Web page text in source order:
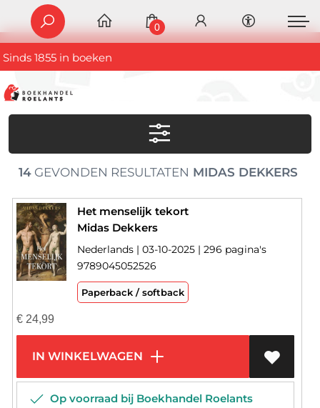
Sinds 1855 in boeken
0
14GEVONDEN RESULTATEN MIDAS DEKKERS
Het menselijk tekort
Midas Dekkers
Nederlands | 03-10-2025 | 296 pagina's
9789045052526
Paperback / softback
€24,99
IN WINKELWAGEN
Op voorraad bij Boekhandel Roelants